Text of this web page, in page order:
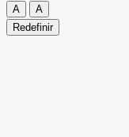
A
A
Redefinir